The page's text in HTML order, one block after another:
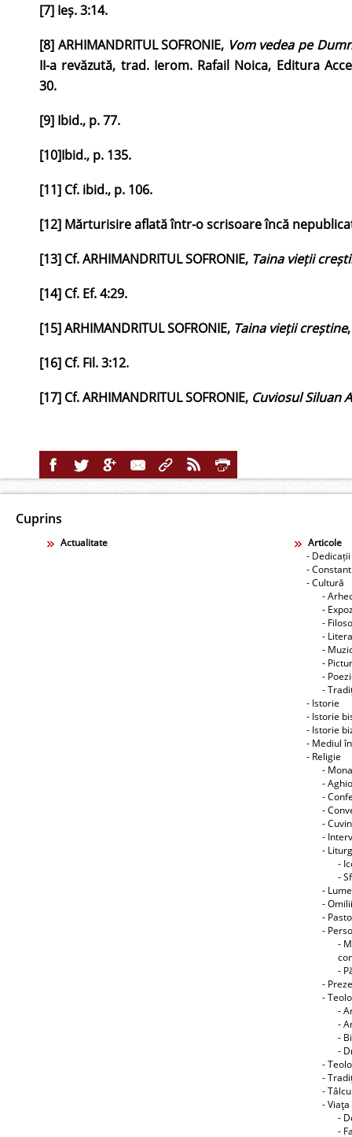
[7] Ieș. 3:14.
[8] ARHIMANDRITUL SOFRONIE, Vom vedea pe
II-a revăzută, trad. Ierom. Rafail Noica, Editura
30.
[9] Ibid., p. 77.
[10]Ibid., p. 135.
[11] Cf. ibid., p. 106.
[12] Mărturisire aflată într-o scrisoare încă
[13] Cf. ARHIMANDRITUL SOFRONIE, Taina vieții
[14] Cf. Ef. 4:29.
[15]ARHIMANDRITUL SOFRONIE, Taina vieții creștine
[16] Cf. Fil. 3:12.
[17] Cf. ARHIMANDRITUL SOFRONIE, Cuviosul Siluan
Cuprins
Actualitate
Articole
- Dedicații
-
- Cultură
-
-
-
-
-
-
-
-
- Istorie
- Istorie
- Istorie
- Mediul
- Religie
-
-
-
-
-
-
-
-
-
-
- Omilii
-
-
-
-
-
-
-
-
-
-
-
-
-
-
-
-